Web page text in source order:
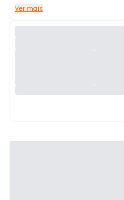
Ver mais